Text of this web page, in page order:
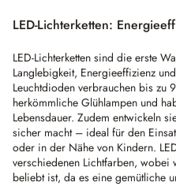
LED-Lichterketten:
LED-Lichterketten sind die erste
Langlebigkeit, Energieeffizienz
Leuchtdioden verbrauchen bis zu
herkömmliche Glühlampen und
Lebensdauer. Zudem entwickeln
sicher macht – ideal für den
oder in der Nähe von Kindern.
verschiedenen Lichtfarben, wobei
beliebt ist, da es eine gemütliche